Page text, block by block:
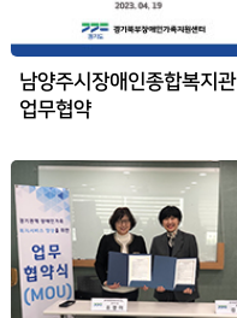
남양주시장애인종합복지관
업무협약